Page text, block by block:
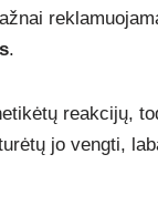
.
reakcijų,
jo vengti,